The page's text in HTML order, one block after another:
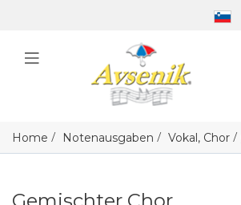
Home / Notenausgaben / Vokal, Chor /